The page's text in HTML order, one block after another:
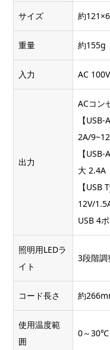
サイズ 約
重量 約155g
入力 AC
出力
ACコン
【
2A/
【
大 2.4A
【USB
12V/
USB 4
照明用LEDラ
イト
3段階調
コード長さ 約
使用温度範
囲
0～30℃